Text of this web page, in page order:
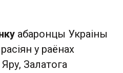
абаронцы Украіны
у раёнах
Залатога